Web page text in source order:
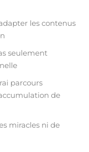
les contenus
seulement
parcours
de
miracles ni de